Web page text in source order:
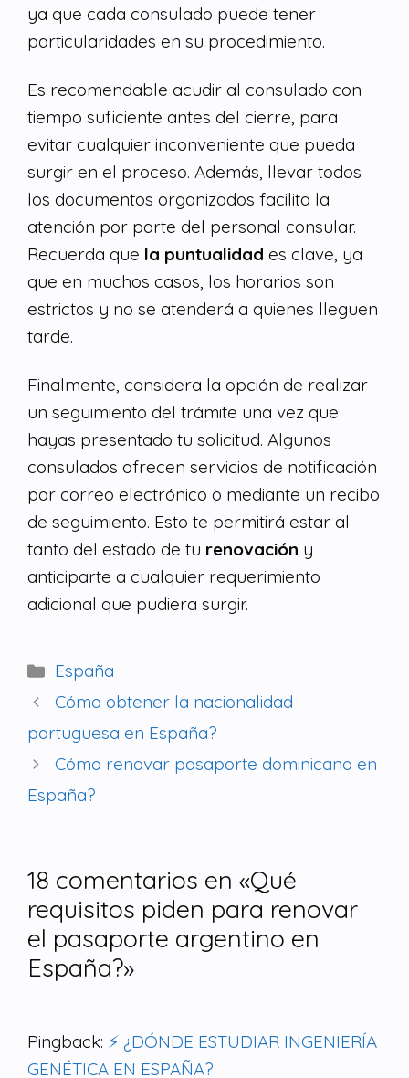
ya que cada consulado puede tener
particularidades en su procedimiento.
Es recomendable acudir al consulado con
tiempo suficiente antes del cierre, para
evitar cualquier inconveniente que pueda
surgir en el proceso. Además, llevar todos
los documentos organizados facilita la
atención por parte del personal consular.
Recuerda que la puntualidad es clave, ya
que en muchos casos, los horarios son
estrictos y no se atenderá a quienes lleguen
tarde.
Finalmente, considera la opción de realizar
un seguimiento del trámite una vez que
hayas presentado tu solicitud. Algunos
consulados ofrecen servicios de notificación
por correo electrónico o mediante un recibo
de seguimiento. Esto te permitirá estar al
tanto del estado de tu renovación y
anticiparte a cualquier requerimiento
adicional que pudiera surgir.
España
Cómo obtener la nacionalidad
portuguesa en España?
Cómo renovar pasaporte dominicano en
España?
18 comentarios en «Qué
requisitos piden para renovar
el pasaporte argentino en
España?»
Pingback: ⚡ ¿DÓNDE ESTUDIAR INGENIERÍA
GENÉTICA EN ESPAÑA?